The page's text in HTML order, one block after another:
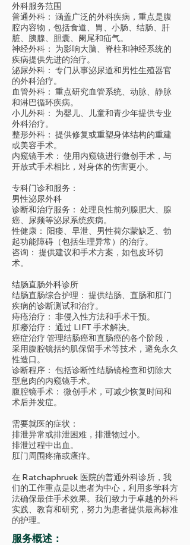
外科服务范围
普通外科： 涵盖广泛的外科疾病，重点是腹
腔内容物，包括食道、胃、小肠、结肠、肝
脏、胰腺、胆囊、阑尾和疝气。
神经外科： 为影响大脑、脊柱和神经系统的
疾病提供先进的治疗。
泌尿外科： 专门从事泌尿道和男性生殖器官
的外科治疗。
血管外科： 重点研究血管系统、动脉、静脉
和淋巴循环疾病。
小儿外科： 为婴儿、儿童和青少年提供专业
外科治疗。
整形外科： 提供修复或重塑身体结构的重建
或美容手术。
内窥镜手术： 使用内窥镜进行微创手术，与
开放式手术相比，对身体的伤害更小。
专科门诊和服务：
男性泌尿外科
诊断和治疗服务： 处理良性前列腺肥大、腺
癌、尿频等泌尿系统疾病。
性健康： 阳痿、早泄、男性荷尔蒙缺乏、勃
起功能障碍（包括生理异常）的治疗。
咨询： 提供建议和手术方案，如包皮环切
术。
结肠直肠外科诊所
结肠直肠综合护理： 提供结肠、直肠和肛门
疾病的诊断测试和治疗。
痔疮治疗： 非侵入性方法和手术干预。
肛瘘治疗： 通过 LIFT 手术解决。
癌症治疗 管理结肠癌和直肠癌的各个阶段，
采用腹腔镜括约肌保留手术等技术，避免永久
性造口。
诊断程序： 包括诊断性结肠镜检查和切除大
型息肉的内窥镜手术。
腹腔镜手术： 微创手术，可减少恢复时间和
术后并发症。
需要就医的症状：
排泄异常或排泄困难，排泄物过小。
排泄过程中出血。
肛门周围疼痛或瘙痒。
在 Ratchaphruek 医院的普通外科诊所，我
们的工作重点是以患者为中心，利用多学科方
法确保最佳手术效果。我们致力于卓越的外科
实践、教育和研究，努力为患者提供最高标准
的护理。
服务概述：